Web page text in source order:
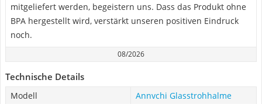
mitgeliefert werden, begeistern uns. Dass das Produkt ohne
BPA hergestellt wird, verstärkt unseren positiven Eindruck
noch.
08/2026
Technische Details
Modell
Annvchi Glasstrohhalme